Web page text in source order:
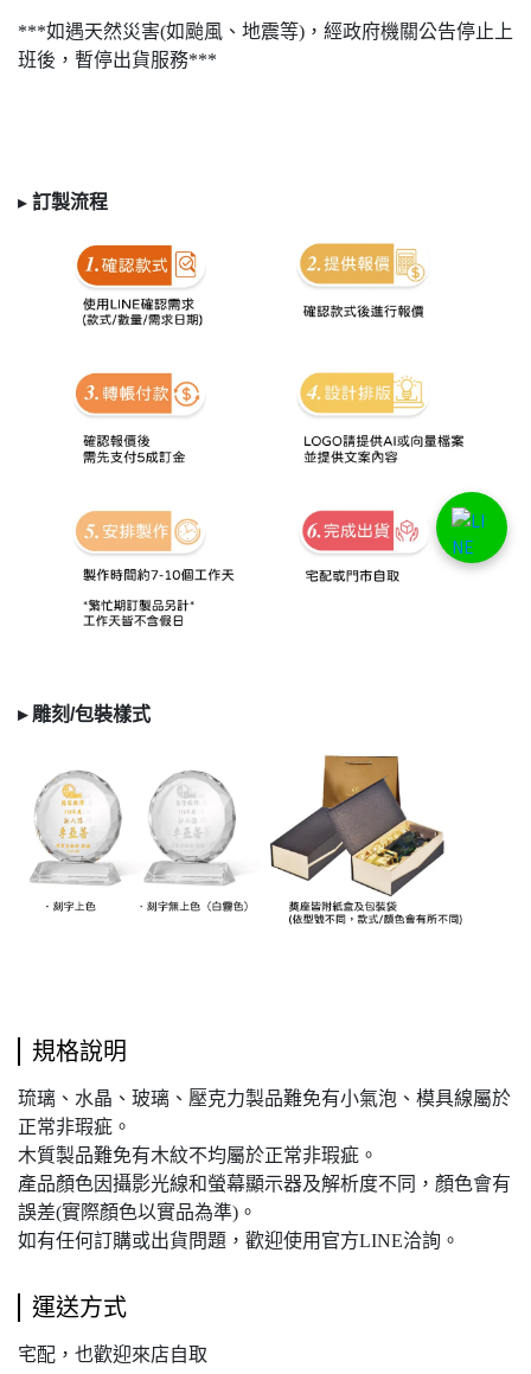
***如遇天然災害(如颱風、地震等)，經政府機關公告停止上
班後，暫停出貨服務***
▸ 訂製流程
▸ 雕刻/包裝樣式
規格說明
琉璃、水晶、玻璃、壓克力製品難免有小氣泡、模具線屬於
正常非瑕疵。
木質製品難免有木紋不均屬於正常非瑕疵。
產品顏色因攝影光線和螢幕顯示器及解析度不同，顏色會有
誤差(實際顏色以實品為準)。
如有任何訂購或出貨問題，歡迎使用官方LINE洽詢。
運送方式
宅配，也歡迎來店自取